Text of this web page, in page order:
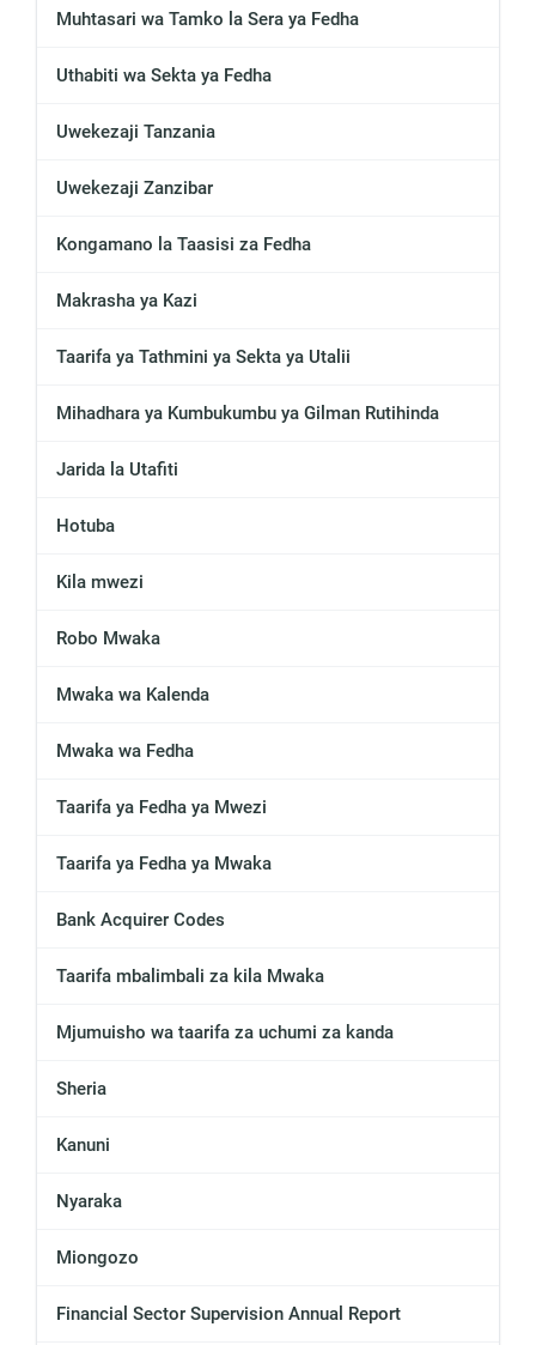
Muhtasari wa Tamko la Sera ya Fedha
Uthabiti wa Sekta ya Fedha
Uwekezaji Tanzania
Uwekezaji Zanzibar
Kongamano la Taasisi za Fedha
Makrasha ya Kazi
Taarifa ya Tathmini ya Sekta ya Utalii
Mihadhara ya Kumbukumbu ya Gilman Rutihinda
Jarida la Utafiti
Hotuba
Kila mwezi
Robo Mwaka
Mwaka wa Kalenda
Mwaka wa Fedha
Taarifa ya Fedha ya Mwezi
Taarifa ya Fedha ya Mwaka
Bank Acquirer Codes
Taarifa mbalimbali za kila Mwaka
Mjumuisho wa taarifa za uchumi za kanda
Sheria
Kanuni
Nyaraka
Miongozo
Financial Sector Supervision Annual Report